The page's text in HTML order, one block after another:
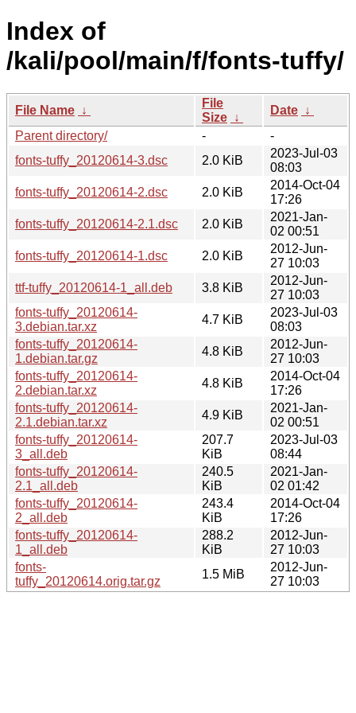
Index of
/kali/pool/main/f/fonts-tuffy/
File Name ↓
File
Size ↓
Date ↓
Parent directory/
-
-
fonts-tuffy_20120614-3.dsc
2.0 KiB
2023-Jul-03
08:03
fonts-tuffy_20120614-2.dsc
2.0 KiB
2014-Oct-04
17:26
fonts-tuffy_20120614-2.1.dsc
2.0 KiB
2021-Jan-
02 00:51
fonts-tuffy_20120614-1.dsc
2.0 KiB
2012-Jun-
27 10:03
ttf-tuffy_20120614-1_all.deb
3.8 KiB
2012-Jun-
27 10:03
fonts-tuffy_20120614-
3.debian.tar.xz
4.7 KiB
2023-Jul-03
08:03
fonts-tuffy_20120614-
1.debian.tar.gz
4.8 KiB
2012-Jun-
27 10:03
fonts-tuffy_20120614-
2.debian.tar.xz
4.8 KiB
2014-Oct-04
17:26
fonts-tuffy_20120614-
2.1.debian.tar.xz
4.9 KiB
2021-Jan-
02 00:51
fonts-tuffy_20120614-
3_all.deb
207.7
KiB
2023-Jul-03
08:44
fonts-tuffy_20120614-
2.1_all.deb
240.5
KiB
2021-Jan-
02 01:42
fonts-tuffy_20120614-
2_all.deb
243.4
KiB
2014-Oct-04
17:26
fonts-tuffy_20120614-
1_all.deb
288.2
KiB
2012-Jun-
27 10:03
fonts-
tuffy_20120614.orig.tar.gz
1.5 MiB
2012-Jun-
27 10:03